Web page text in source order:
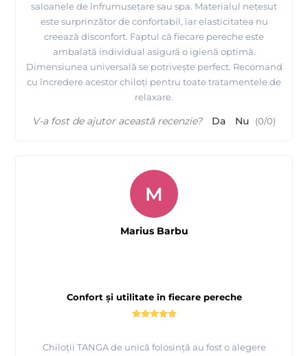
saloanele de înfrumusețare sau spa. Materialul nețesut
este surprinzător de confortabil, iar elasticitatea nu
creează disconfort. Faptul că fiecare pereche este
ambalată individual asigură o igienă optimă.
Dimensiunea universală se potrivește perfect. Recomand
cu încredere acestor chiloți pentru toate tratamentele de
relaxare.
V-a fost de ajutor această recenzie? Da Nu (0/0)
Confort și utilitate în fiecare pereche
Chiloții TANGA de unică folosință au fost o alegere
M
Marius Barbu